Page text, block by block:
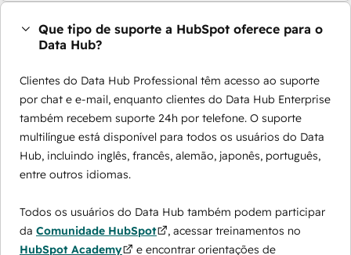
Que tipo de suporte a HubSpot oferece para o
Data Hub?
Clientes do Data Hub Professional têm acesso ao suporte
por chat e e-mail, enquanto clientes do Data Hub Enterprise
também recebem suporte 24h por telefone. O suporte
multilíngue está disponível para todos os usuários do Data
Hub, incluindo inglês, francês, alemão, japonês, português,
entre outros idiomas.
Todos os usuários do Data Hub também podem participar
da Comunidade HubSpot
, acessar treinamentos no
HubSpot Academy
e encontrar orientações de